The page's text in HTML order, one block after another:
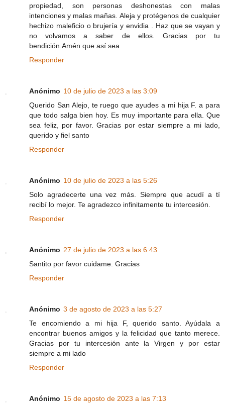
propiedad, son personas deshonestas con malas
intenciones y malas mañas. Aleja y protégenos de cualquier
hechizo maleficio o brujería y envidia . Haz que se vayan y
no volvamos a saber de ellos. Gracias por tu
bendición.Amén que así sea
Responder
Anónimo 10 de julio de 2023 a las 3:09
Querido San Alejo, te ruego que ayudes a mi hija F. a para
que todo salga bien hoy. Es muy importante para ella. Que
sea feliz, por favor. Gracias por estar siempre a mi lado,
querido y fiel santo
Responder
Anónimo 10 de julio de 2023 a las 5:26
Solo agradecerte una vez más. Siempre que acudí a tí
recibí lo mejor. Te agradezco infinitamente tu intercesión.
Responder
Anónimo 27 de julio de 2023 a las 6:43
Santito por favor cuidame. Gracias
Responder
Anónimo 3 de agosto de 2023 a las 5:27
Te encomiendo a mi hija F, querido santo. Ayúdala a
encontrar buenos amigos y la felicidad que tanto merece.
Gracias por tu intercesión ante la Virgen y por estar
siempre a mi lado
Responder
Anónimo 15 de agosto de 2023 a las 7:13